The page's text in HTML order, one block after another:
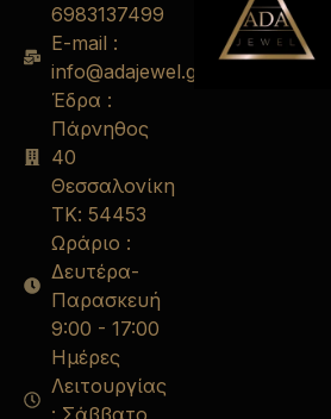
6983137499
E-mail :
info@adajewel.gr
Έδρα :
Πάρνηθος
40
Θεσσαλονίκη
ΤΚ: 54453
Ωράριο :
Δευτέρα-
Παρασκευή
9:00 - 17:00
Ημέρες
Λειτουργίας